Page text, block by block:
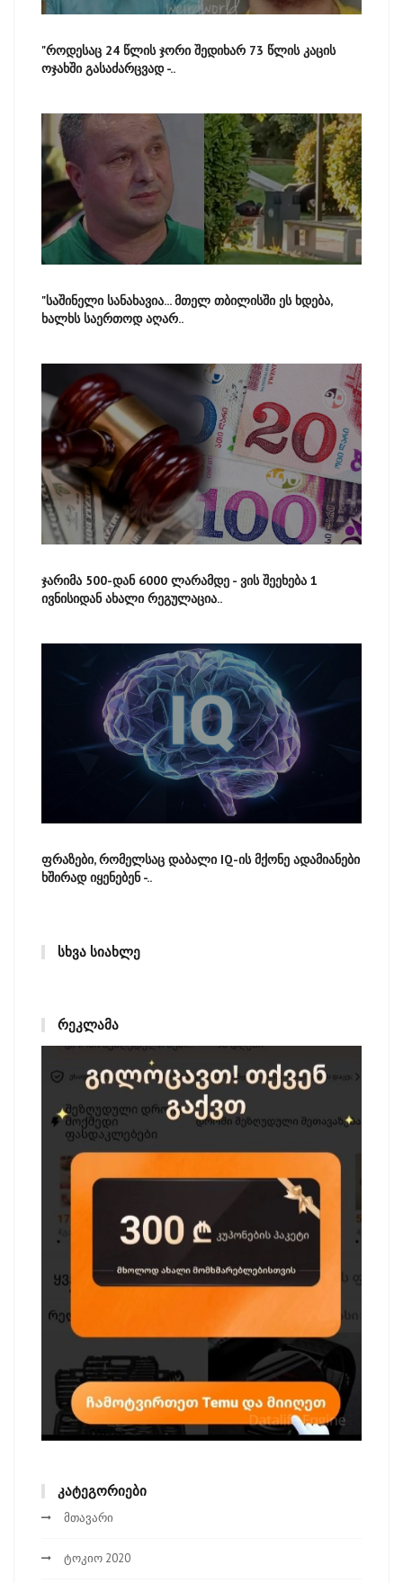
"როდესაც 24 წლის ჯორი შედიხარ 73 წლის კაცის
ოჯახში გასაძარცვად -..
"საშინელი სანახავია... მთელ თბილისში ეს ხდება,
ხალხს საერთოდ აღარ..
ჯარიმა 500-დან 6000 ლარამდე - ვის შეეხება 1
ივნისიდან ახალი რეგულაცია..
ფრაზები, რომელსაც დაბალი IQ-ის მქონე ადამიანები
ხშირად იყენებენ -..
ᲡᲮᲕᲐ ᲡᲘᲐᲮᲚᲔ
ᲠᲔᲙᲚᲐᲛᲐ
ᲙᲐᲢᲔᲒᲝᲠᲘᲔᲑᲘ
მთავარი
ტოკიო 2020